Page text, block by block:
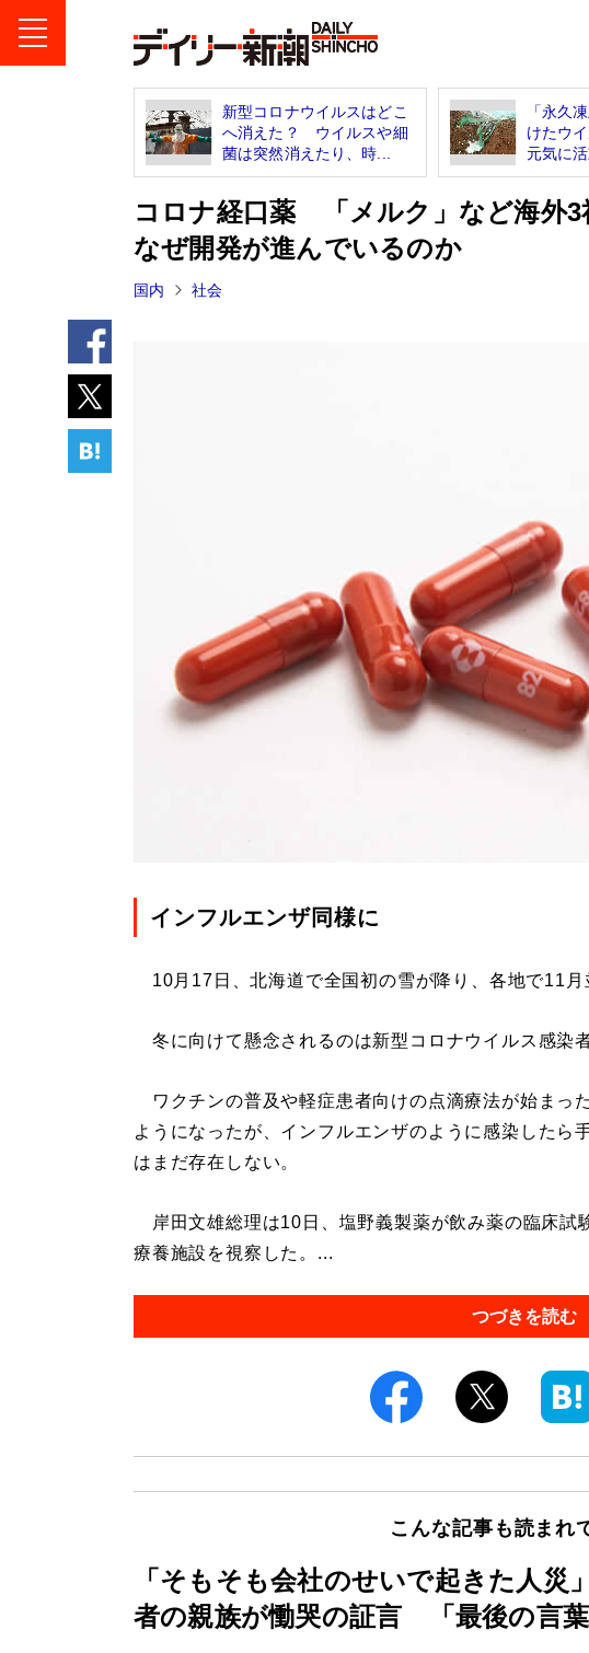
新型コロナウイルスはどこ
へ消えた？ ウイルスや細
菌は突然消えたり、時...
「永久
けたウ
元気に
コロナ経口薬 「メルク」など海外3
なぜ開発が進んでいるのか
国内 社会
インフルエンザ同様に
10月17日、北海道で全国初の雪が降り、各地で11月
冬に向けて懸念されるのは新型コロナウイルス感染
ワクチンの普及や軽症患者向けの点滴療法が始まっ
ようになったが、インフルエンザのように感染したら
はまだ存在しない。
岸田文雄総理は10日、塩野義製薬が飲み薬の臨床試
療養施設を視察した。...
つづきを読む
こんな記事も読まれ
「そもそも会社のせいで起きた人
者の親族が慟哭の証言 「最後の言